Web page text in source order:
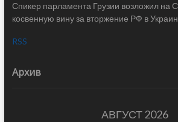
Спикер парламента Грузии возложил на
косвенную вину за вторжение РФ в
RSS
Архив
АВГУСТ 2026